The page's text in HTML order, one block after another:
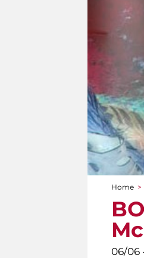
Tu
Home >
06/06